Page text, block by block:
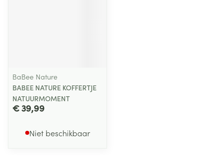
BaBee Nature
BABEE NATURE KOFFERTJE
NATUURMOMENT
€ 39,99
Niet beschikbaar